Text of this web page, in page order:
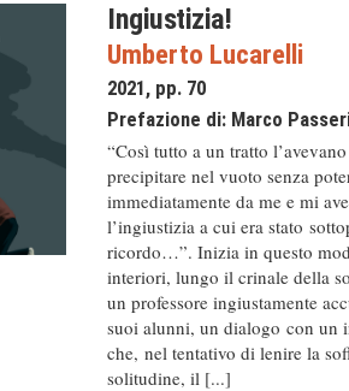
Ingiustizia!
Umberto Lucarelli
2021, pp. 70
Prefazione di: Marco
“Così tutto a un tratto
precipitare nel vuoto senza
immediatamente da me e mi
l’ingiustizia a cui era stato
ricordo…”. Inizia in questo
interiori, lungo il crinale della
un professore ingiustamente
suoi alunni, un dialogo con un
che, nel tentativo di lenire la
solitudine, il [...]